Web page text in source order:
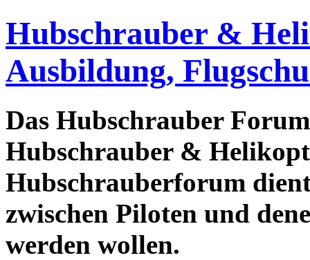
Hubschrauber &
Ausbildung,
Das Hubschrauber
Hubschrauber &
Hubschrauberforum
zwischen Piloten und
werden wollen.